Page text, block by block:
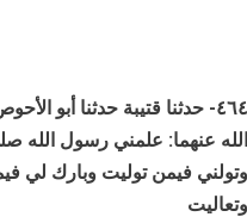
٤٦٤- حدثنا قتيبة حدثنا
الله عنهما: علمني رسول الله
وتولني فيمن توليت وبارك لي
وتعاليت